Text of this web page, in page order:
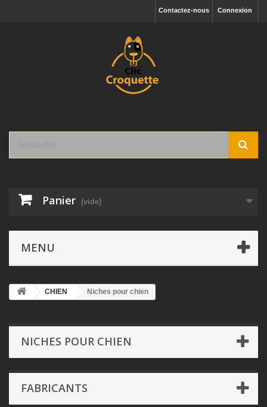
Connexion
Contactez-nous
Panier (vide)
MENU
CHIEN Niches pour chien
NICHES POUR CHIEN
FABRICANTS